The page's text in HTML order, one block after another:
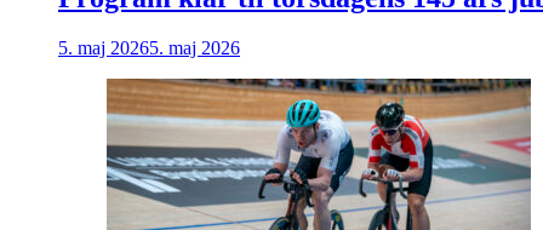
5. maj 20265. maj 2026